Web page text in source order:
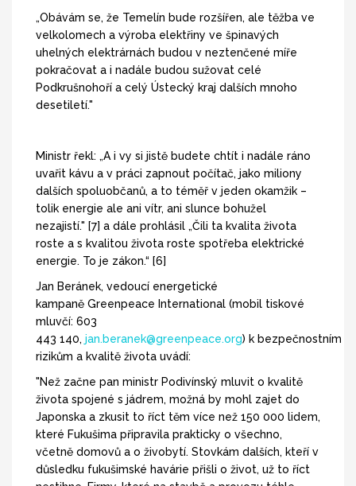
„Obávám se, že Temelín bude rozšířen, ale těžba ve
velkolomech a výroba elektřiny ve špinavých
uhelných elektrárnách budou v neztenčené míře
pokračovat a i nadále budou sužovat celé
Podkrušnohoří a celý Ústecký kraj dalších mnoho
desetiletí."
Ministr řekl: „A i vy si jistě budete chtít i nadále ráno
uvařit kávu a v práci zapnout počítač, jako miliony
dalších spoluobčanů, a to téměř v jeden okamžik –
tolik energie ale ani vítr, ani slunce bohužel
nezajistí." [7] a dále prohlásil „Čili ta kvalita života
roste a s kvalitou života roste spotřeba elektrické
energie. To je zákon.“ [6]
Jan Beránek, vedoucí energetické
kampaně Greenpeace International (mobil tiskové
mluvčí: 603
443 140, jan.beranek@greenpeace.org) k bezpečnostním
rizikům a kvalitě života uvádí:
"Než začne pan ministr Podivínský mluvit o kvalitě
života spojené s jádrem, možná by mohl zajet do
Japonska a zkusit to říct těm více než 150 000 lidem,
které Fukušima připravila prakticky o všechno,
včetně domovů a o živobytí. Stovkám dalších, kteří v
důsledku fukušimské havárie přišli o život, už to říct